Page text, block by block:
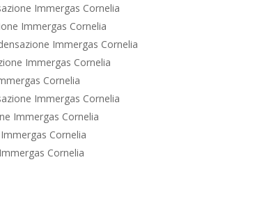
Immergas Cornelia
Immergas Cornelia
Immergas Cornelia
Immergas Cornelia
Cornelia
Immergas Cornelia
Immergas Cornelia
Cornelia
Cornelia